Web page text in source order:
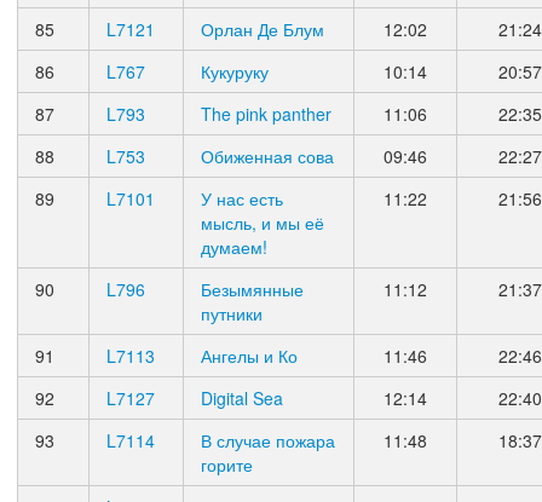
85 L7121 Орлан Де Блум 12:02
21:24
86
L767 Кукуруку 10:14
20:57
87
L793 The pink panther 11:06
22:35
88
L753 Обиженная сова 09:46
22:27
89
L7101
У нас есть
мысль, и мы её
думаем!
11:22 21:56
90 L796
Безымянные
путники
11:12 21:37
91 L7113 Ангелы и Ко 11:46
22:46
92
L7127 Digital Sea 12:14
22:40
93
L7114
В случае пожара
горите
11:48 18:37